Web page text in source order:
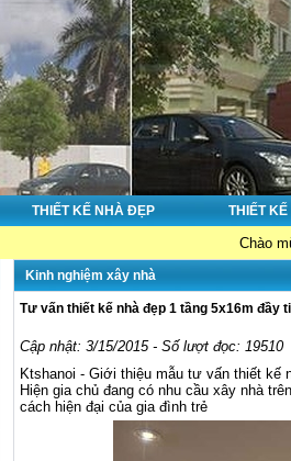
THIẾT KẾ NHÀ ĐẸP THIẾT
Chào mừng bạn
Kinh nghiệm xây nhà
Tư vấn thiết kế nhà đẹp 1 tầng 5x16m đầy
Cập nhật: 3/15/2015 - Số lượt đọc: 19510
Ktshanoi - Giới thiệu mẫu tư vấn thiết kế
Hiện gia chủ đang có nhu cầu xây nhà
cách hiện đại của gia đình trẻ